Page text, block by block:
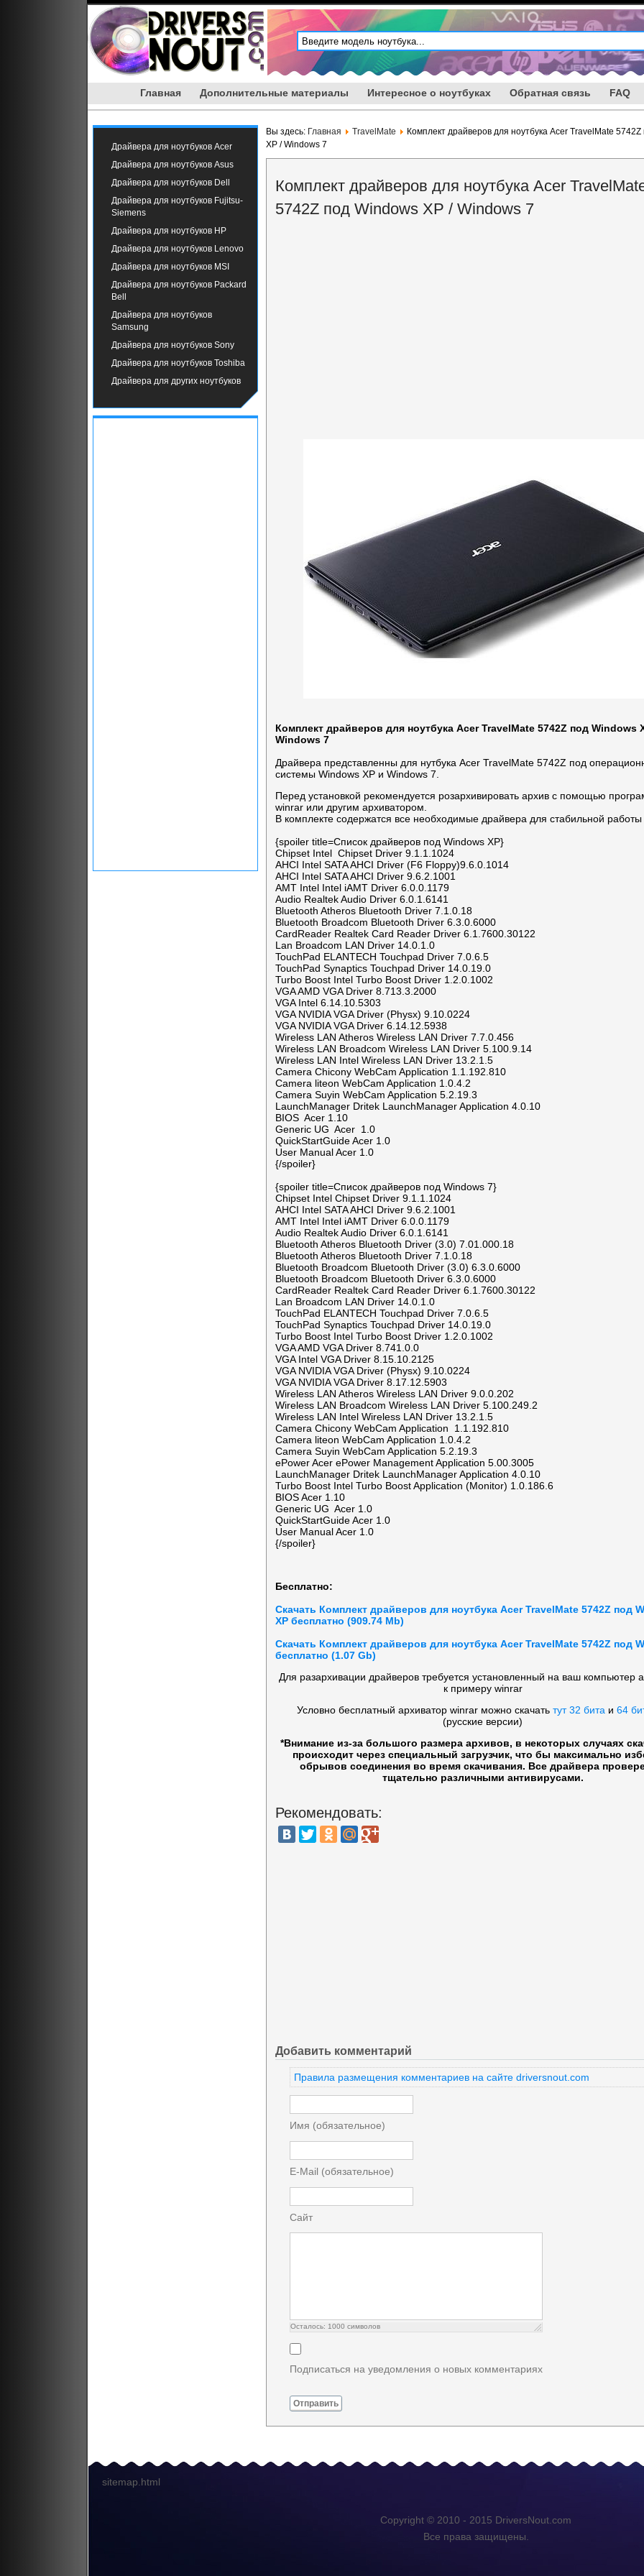
Главная Дополнительные материалы Интересное о ноутбуках Обратная связь FAQ
Драйвера для ноутбуков Acer
Драйвера для ноутбуков Asus
Драйвера для ноутбуков Dell
Драйвера для ноутбуков Fujitsu-
Siemens
Драйвера для ноутбуков HP
Драйвера для ноутбуков Lenovo
Драйвера для ноутбуков MSI
Драйвера для ноутбуков Packard
Bell
Драйвера для ноутбуков
Samsung
Драйвера для ноутбуков Sony
Драйвера для ноутбуков Toshiba
Драйвера для других ноутбуков
Вы здесь: Главная TravelMate
Комплект драйверов для ноутбука Acer TravelMate
XP / Windows 7
Комплект драйверов для ноутбука Acer
5742Z под Windows XP / Windows 7
Комплект драйверов для ноутбука Acer TravelMate 5742Z под Windows
Windows 7
Драйвера представленны для нутбука Acer TravelMate 5742Z под
системы Windows XP и Windows 7.
Перед установкой рекомендуется розархивировать архив с помощью
winrar или другим архиватором.
В комплекте содержатся все необходимые драйвера для стабильной работы
{spoiler title=Список драйверов под Windows XP}
Chipset Intel Chipset Driver 9.1.1.1024
AHCI Intel SATA AHCI Driver (F6 Floppy)9.6.0.1014
AHCI Intel SATA AHCI Driver 9.6.2.1001
AMT Intel Intel iAMT Driver 6.0.0.1179
Audio Realtek Audio Driver 6.0.1.6141
Bluetooth Atheros Bluetooth Driver 7.1.0.18
Bluetooth Broadcom Bluetooth Driver 6.3.0.6000
CardReader Realtek Card Reader Driver 6.1.7600.30122
Lan Broadcom LAN Driver 14.0.1.0
TouchPad ELANTECH Touchpad Driver 7.0.6.5
TouchPad Synaptics Touchpad Driver 14.0.19.0
Turbo Boost Intel Turbo Boost Driver 1.2.0.1002
VGA AMD VGA Driver 8.713.3.2000
VGA Intel 6.14.10.5303
VGA NVIDIA VGA Driver (Physx) 9.10.0224
VGA NVIDIA VGA Driver 6.14.12.5938
Wireless LAN Atheros Wireless LAN Driver 7.7.0.456
Wireless LAN Broadcom Wireless LAN Driver 5.100.9.14
Wireless LAN Intel Wireless LAN Driver 13.2.1.5
Camera Chicony WebCam Application 1.1.192.810
Camera liteon WebCam Application 1.0.4.2
Camera Suyin WebCam Application 5.2.19.3
LaunchManager Dritek LaunchManager Application 4.0.10
BIOS Acer 1.10
Generic UG Acer 1.0
QuickStartGuide Acer 1.0
User Manual Acer 1.0
{/spoiler}
{spoiler title=Список драйверов под Windows 7}
Chipset Intel Chipset Driver 9.1.1.1024
AHCI Intel SATA AHCI Driver 9.6.2.1001
AMT Intel Intel iAMT Driver 6.0.0.1179
Audio Realtek Audio Driver 6.0.1.6141
Bluetooth Atheros Bluetooth Driver (3.0) 7.01.000.18
Bluetooth Atheros Bluetooth Driver 7.1.0.18
Bluetooth Broadcom Bluetooth Driver (3.0) 6.3.0.6000
Bluetooth Broadcom Bluetooth Driver 6.3.0.6000
CardReader Realtek Card Reader Driver 6.1.7600.30122
Lan Broadcom LAN Driver 14.0.1.0
TouchPad ELANTECH Touchpad Driver 7.0.6.5
TouchPad Synaptics Touchpad Driver 14.0.19.0
Turbo Boost Intel Turbo Boost Driver 1.2.0.1002
VGA AMD VGA Driver 8.741.0.0
VGA Intel VGA Driver 8.15.10.2125
VGA NVIDIA VGA Driver (Physx) 9.10.0224
VGA NVIDIA VGA Driver 8.17.12.5903
Wireless LAN Atheros Wireless LAN Driver 9.0.0.202
Wireless LAN Broadcom Wireless LAN Driver 5.100.249.2
Wireless LAN Intel Wireless LAN Driver 13.2.1.5
Camera Chicony WebCam Application 1.1.192.810
Camera liteon WebCam Application 1.0.4.2
Camera Suyin WebCam Application 5.2.19.3
ePower Acer ePower Management Application 5.00.3005
LaunchManager Dritek LaunchManager Application 4.0.10
Turbo Boost Intel Turbo Boost Application (Monitor) 1.0.186.6
BIOS Acer 1.10
Generic UG Acer 1.0
QuickStartGuide Acer 1.0
User Manual Acer 1.0
{/spoiler}
Бесплатно:
Скачать Комплект драйверов для ноутбука Acer TravelMate 5742Z под
XP бесплатно (909.74 Mb)
Скачать Комплект драйверов для ноутбука Acer TravelMate 5742Z под
бесплатно (1.07 Gb)
Для разархивации драйверов требуется установленный на ваш компьютер
к примеру winrar
Условно бесплатный архиватор winrar можно скачать тут 32 бита и 64
(русские версии)
*Внимание из-за большого размера архивов, в некоторых случаях
происходит через специальный загрузчик, что бы максимально
обрывов соединения во время скачивания. Все драйвера
тщательно различными антивирусами.
Рекомендовать:
Добавить комментарий
Правила размещения комментариев на сайте driversnout.com
Имя (обязательное)
E-Mail (обязательное)
Сайт
Осталось: 1000 символов
Подписаться на уведомления о новых комментариях
Отправить
sitemap.html
Copyright © 2010 - 2015 DriversNout.com
Все права защищены.